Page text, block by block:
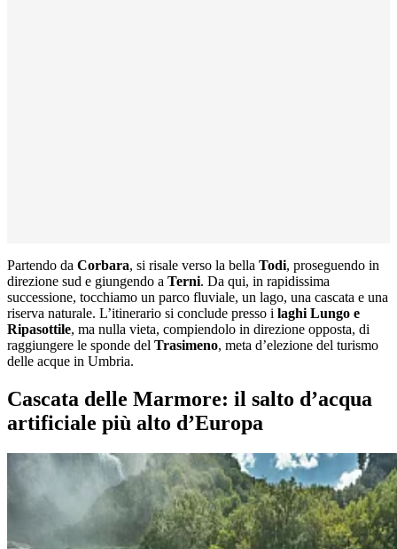
Partendo da Corbara, si risale verso la bella Todi, proseguendo in
direzione sud e giungendo a Terni. Da qui, in rapidissima
successione, tocchiamo un parco fluviale, un lago, una cascata e una
riserva naturale. L’itinerario si conclude presso i laghi Lungo e
Ripasottile, ma nulla vieta, compiendolo in direzione opposta, di
raggiungere le sponde del Trasimeno, meta d’elezione del turismo
delle acque in Umbria.
Cascata delle Marmore: il salto d’acqua
artificiale più alto d’Europa